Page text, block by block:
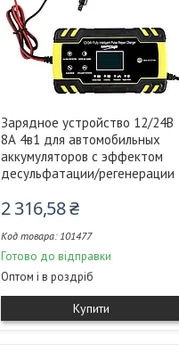
Зарядное устройство 12/24В
8А 4в1 для автомобильных
аккумуляторов с эффектом
десульфатации/регенерации
2 316,58 ₴
101477
Готово до відправки
Оптом і в роздріб
Купити